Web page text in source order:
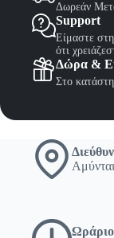
Δωρεάν
Support
Είμαστε
ότι
Δώρα &
Στο
Ωράριο